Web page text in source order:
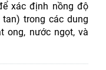
xác định nồng độ
trong các dung
ong, nước ngọt, và